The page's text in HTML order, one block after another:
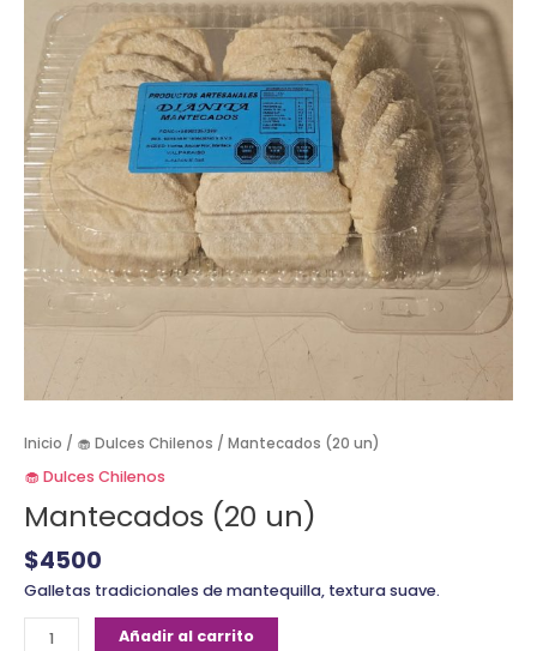
Inicio / 🧁 Dulces Chilenos / Mantecados (20 un)
🧁 Dulces Chilenos
Mantecados (20 un)
$4500
Galletas tradicionales de mantequilla, textura suave.
Añadir al carrito